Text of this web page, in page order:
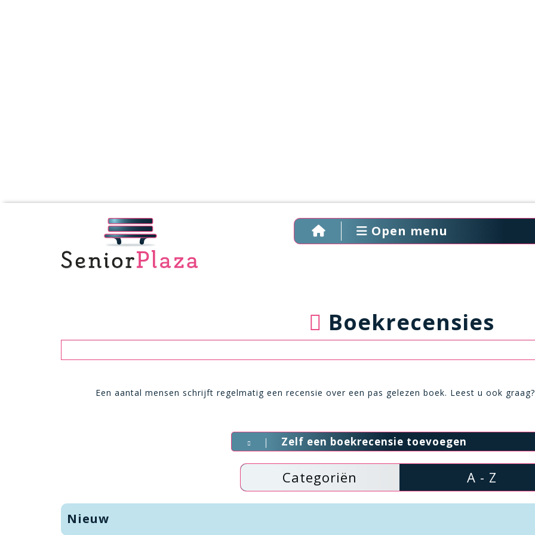
Open menu
Boekrecensies
Een aantal mensen schrijft regelmatig een recensie over een pas gelezen boek. Leest u ook
Zelf een boekrecensie toevoegen
Categoriën A - Z
Nieuw